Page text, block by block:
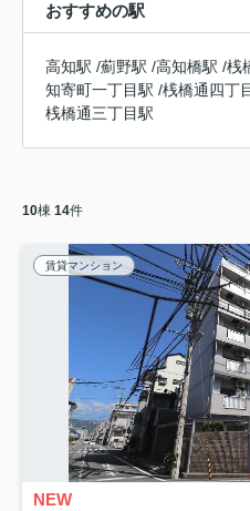
おすすめの駅
高知駅 /薊野駅 /高知橋駅 /桟
知寄町一丁目駅 /桟橋通四丁
桟橋通三丁目駅
10棟 14件
賃貸マンション
NEW